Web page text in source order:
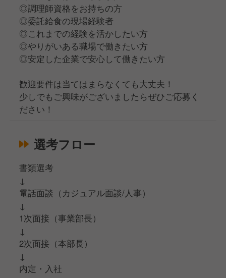
◎調理師資格をお持ちの方
◎委託給食の現場経験者
◎これまでの経験を活かしたい方
◎やりがいある職場で働きたい方
◎安定した企業で安心して働きたい方
歓迎要件は当てはまらなくても大丈夫！
少しでもご興味がございましたらぜひご応募く
ださい！
選考フロー
書類選考
↓
電話面談（カジュアル面談/人事）
↓
1次面接（事業部長）
↓
2次面接（本部長）
↓
内定・入社